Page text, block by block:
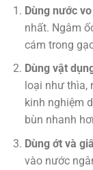
Dùng nước
nhất. Ngâm
cám trong
Dùng vật
loại như thìa,
kinh nghiệm
bùn nhanh
Dùng ớt và
vào nước